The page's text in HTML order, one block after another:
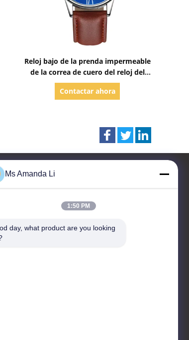
Reloj bajo de la prenda impermeable
de la correa de cuero del reloj del
OEM de la venta WJ-8111 del reloj
caliente apuesto de alta calidad MOQ
Contactar ahora
Contactar Ahora
Dongguan Bai-tong Hardware
Machinery Factory
Ms Amanda Li
1:50 PM
day, what product are you looking